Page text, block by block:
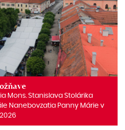
Mons. Stanislava Stolárika
Nanebovzatia Panny Márie v
2026